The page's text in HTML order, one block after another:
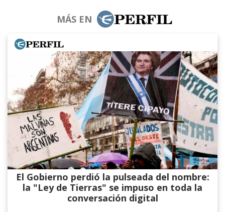
MÁS EN
El Gobierno perdió la pulseada del nombre:
la "Ley de Tierras" se impuso en toda la
conversación digital